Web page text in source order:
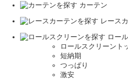
カーテン
レース
ロー
ロールスクリーント
短納期
つっぱり
激安